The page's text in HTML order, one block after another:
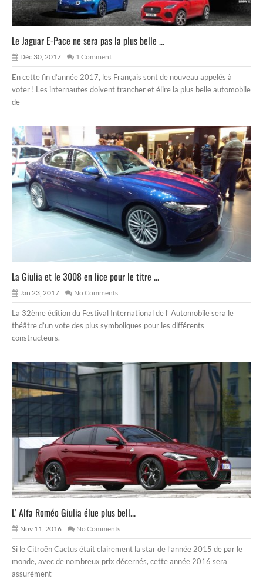
Le Jaguar E-Pace ne sera pas la plus belle ...
Déc 30, 2017 1 Comment
En cette fin d’année 2017, les Français sont de nouveau appelés à
voter ! Les internautes doivent trancher et élire la plus belle automobile
de
La Giulia et le 3008 en lice pour le titre ...
Jan 23, 2017 No Comments
La 32ème édition du Festival International de l’ Automobile sera le
théâtre d’un vote des plus symboliques pour les différents
constructeurs.
L’ Alfa Roméo Giulia élue plus bell...
Nov 11, 2016 No Comments
Si le Citroën Cactus était clairement la star de l’année 2015 de par le
monde, avec de nombreux prix décernés, cette année 2016 sera
assurément